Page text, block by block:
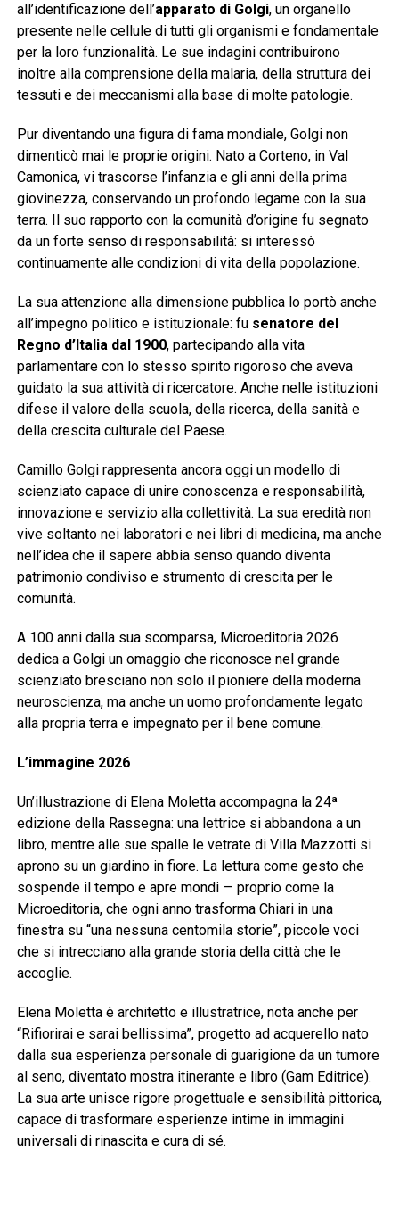
all’identificazione dell’apparato di Golgi, un organello
presente nelle cellule di tutti gli organismi e fondamentale
per la loro funzionalità. Le sue indagini contribuirono
inoltre alla comprensione della malaria, della struttura dei
tessuti e dei meccanismi alla base di molte patologie.
Pur diventando una figura di fama mondiale, Golgi non
dimenticò mai le proprie origini. Nato a Corteno, in Val
Camonica, vi trascorse l’infanzia e gli anni della prima
giovinezza, conservando un profondo legame con la sua
terra. Il suo rapporto con la comunità d’origine fu segnato
da un forte senso di responsabilità: si interessò
continuamente alle condizioni di vita della popolazione.
La sua attenzione alla dimensione pubblica lo portò anche
all’impegno politico e istituzionale: fu senatore del
Regno d’Italia dal 1900, partecipando alla vita
parlamentare con lo stesso spirito rigoroso che aveva
guidato la sua attività di ricercatore. Anche nelle istituzioni
difese il valore della scuola, della ricerca, della sanità e
della crescita culturale del Paese.
Camillo Golgi rappresenta ancora oggi un modello di
scienziato capace di unire conoscenza e responsabilità,
innovazione e servizio alla collettività. La sua eredità non
vive soltanto nei laboratori e nei libri di medicina, ma anche
nell’idea che il sapere abbia senso quando diventa
patrimonio condiviso e strumento di crescita per le
comunità.
A 100 anni dalla sua scomparsa, Microeditoria 2026
dedica a Golgi un omaggio che riconosce nel grande
scienziato bresciano non solo il pioniere della moderna
neuroscienza, ma anche un uomo profondamente legato
alla propria terra e impegnato per il bene comune.
L’immagine 2026
Un’illustrazione di Elena Moletta accompagna la 24ª
edizione della Rassegna: una lettrice si abbandona a un
libro, mentre alle sue spalle le vetrate di Villa Mazzotti si
aprono su un giardino in fiore. La lettura come gesto che
sospende il tempo e apre mondi — proprio come la
Microeditoria, che ogni anno trasforma Chiari in una
finestra su “una nessuna centomila storie”, piccole voci
che si intrecciano alla grande storia della città che le
accoglie.
Elena Moletta è architetto e illustratrice, nota anche per
“Rifiorirai e sarai bellissima”, progetto ad acquerello nato
dalla sua esperienza personale di guarigione da un tumore
al seno, diventato mostra itinerante e libro (Gam Editrice).
La sua arte unisce rigore progettuale e sensibilità pittorica,
capace di trasformare esperienze intime in immagini
universali di rinascita e cura di sé.